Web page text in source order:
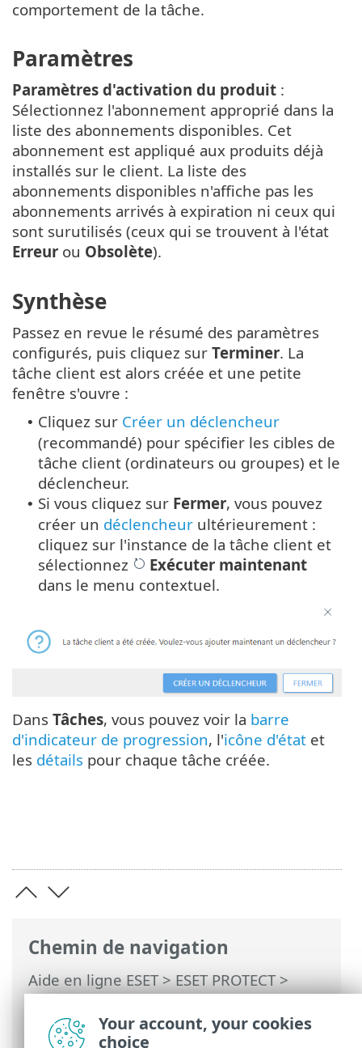
Chemin de navigation
Aide en ligne ESET>ESET PROTECT>
Utilisation d'ESET PROTECT>ESET
PROTECT Menu principal >Tâches>
Tâches client> Activation du produit
comportement de la tâche.
Paramètres
Paramètres d'activation du produit :
Sélectionnez l'abonnement approprié dans la
liste des abonnements disponibles. Cet
abonnement est appliqué aux produits déjà
installés sur le client. La liste des
abonnements disponibles n'affiche pas les
abonnements arrivés à expiration ni ceux qui
sont surutilisés (ceux qui se trouvent à l'état
Erreur ou Obsolète).
Synthèse
Passez en revue le résumé des paramètres
configurés, puis cliquez sur Terminer. La
tâche client est alors créée et une petite
fenêtre s'ouvre :
• Cliquez sur Créer un déclencheur
(recommandé) pour spécifier les cibles de
tâche client (ordinateurs ou groupes) et le
déclencheur.
• Si vous cliquez sur Fermer, vous pouvez
créer un déclencheur ultérieurement :
cliquez sur l'instance de la tâche client et
sélectionnez
Exécuter maintenant
dans le menu contextuel.
Dans Tâches, vous pouvez voir la barre
d'indicateur de progression, l'icône d'état et
les détails pour chaque tâche créée.
Your account, your cookies
choice